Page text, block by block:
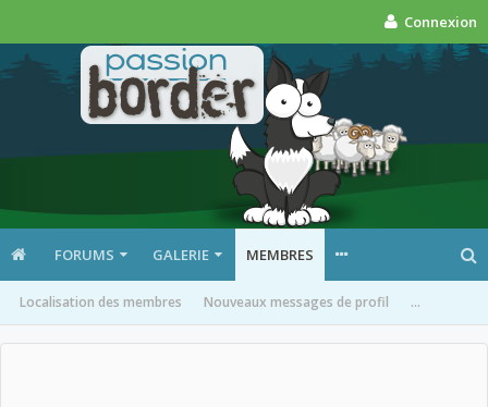
Connexion
FORUMS GALERIE MEMBRES
Localisation des membres Nouveaux messages de profil ...